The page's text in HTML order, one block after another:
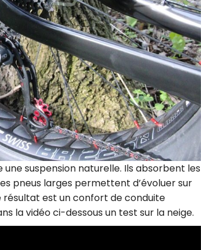
suspension naturelle. Ils absorbent les
pneus larges permettent d’évoluer sur
résultat est un confort de conduite
la vidéo ci-dessous un test sur la neige.